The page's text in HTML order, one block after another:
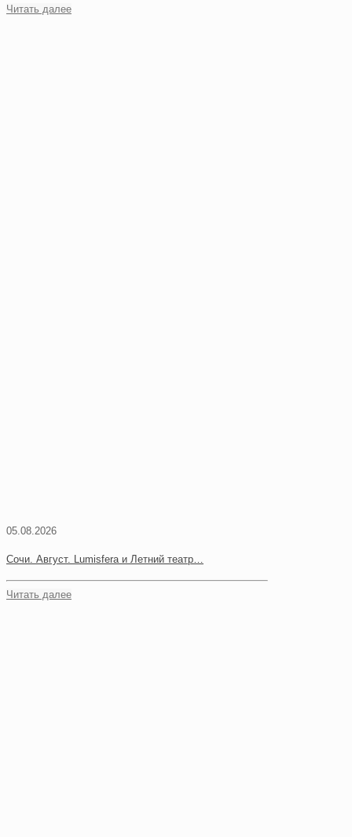
Читать далее
05.08.2026
Сочи. Август. Lumisfera и Летний театр…
Читать далее